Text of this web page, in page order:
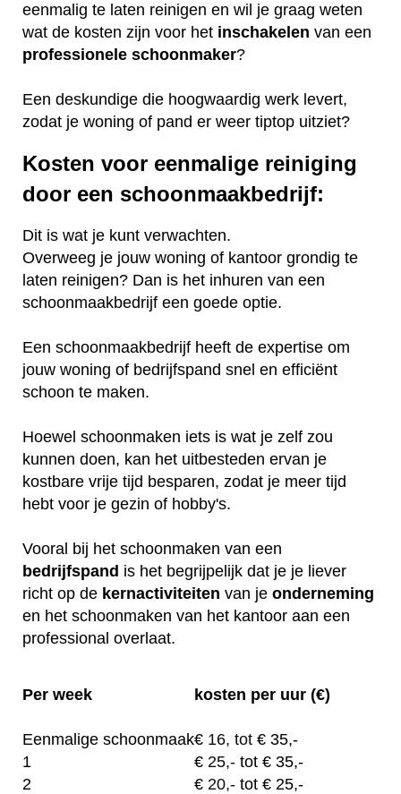
eenmalig te laten reinigen en wil je graag weten
wat de kosten zijn voor het inschakelen van een
professionele schoonmaker?
Een deskundige die hoogwaardig werk levert,
zodat je woning of pand er weer tiptop uitziet?
Kosten voor eenmalige reiniging
door een schoonmaakbedrijf:
Dit is wat je kunt verwachten.
Overweeg je jouw woning of kantoor grondig te
laten reinigen? Dan is het inhuren van een
schoonmaakbedrijf een goede optie.
Een schoonmaakbedrijf heeft de expertise om
jouw woning of bedrijfspand snel en efficiënt
schoon te maken.
Hoewel schoonmaken iets is wat je zelf zou
kunnen doen, kan het uitbesteden ervan je
kostbare vrije tijd besparen, zodat je meer tijd
hebt voor je gezin of hobby's.
Vooral bij het schoonmaken van een
bedrijfspand is het begrijpelijk dat je je liever
richt op de kernactiviteiten van je onderneming
en het schoonmaken van het kantoor aan een
professional overlaat.
Per week kosten per uur (€)
Eenmalige schoonmaak€ 16, tot € 35,-
1
€ 25,- tot € 35,-
2
€ 20,- tot € 25,-